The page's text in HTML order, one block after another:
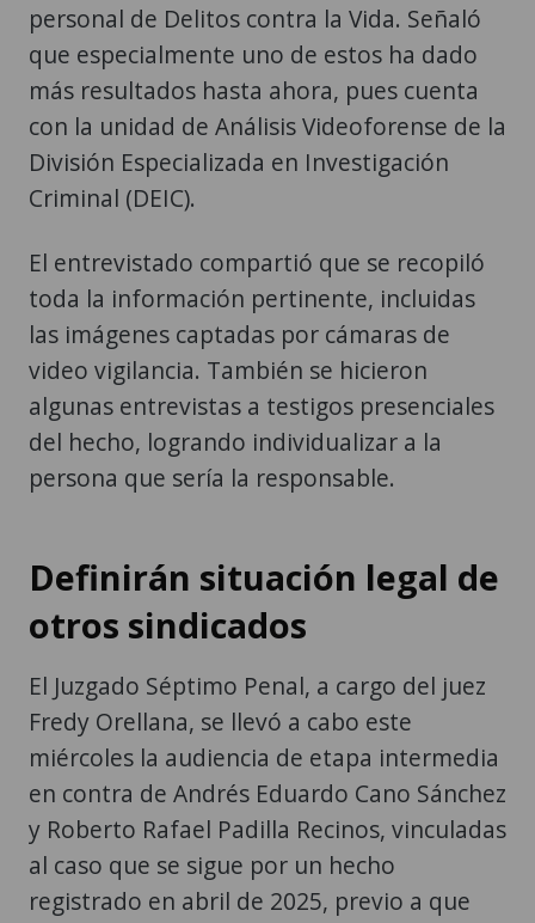
personal de Delitos contra la Vida. Señaló
que especialmente uno de estos ha dado
más resultados hasta ahora, pues cuenta
con la unidad de Análisis Videoforense de la
División Especializada en Investigación
Criminal (DEIC).
El entrevistado compartió que se recopiló
toda la información pertinente, incluidas
las imágenes captadas por cámaras de
video vigilancia. También se hicieron
algunas entrevistas a testigos presenciales
del hecho, logrando individualizar a la
persona que sería la responsable.
Definirán situación legal de
otros sindicados
El Juzgado Séptimo Penal, a cargo del juez
Fredy Orellana, se llevó a cabo este
miércoles la audiencia de etapa intermedia
en contra de Andrés Eduardo Cano Sánchez
y Roberto Rafael Padilla Recinos, vinculadas
al caso que se sigue por un hecho
registrado en abril de 2025, previo a que